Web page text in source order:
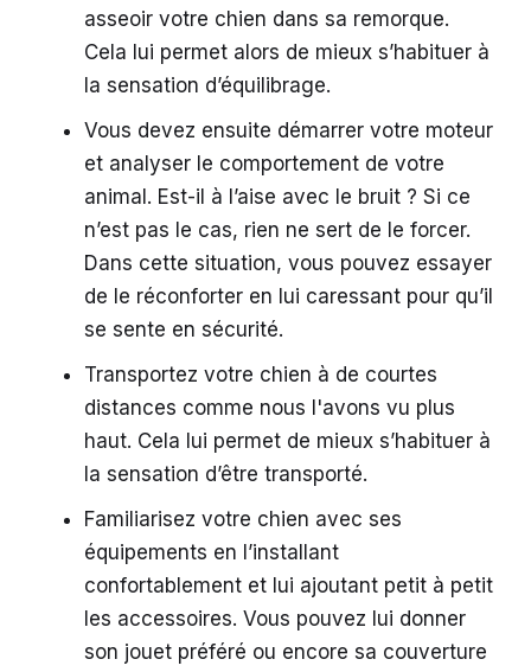
asseoir votre chien dans sa remorque.
Cela lui permet alors de mieux s’habituer à
la sensation d’équilibrage.
Vous devez ensuite démarrer votre moteur
et analyser le comportement de votre
animal. Est-il à l’aise avec le bruit ? Si ce
n’est pas le cas, rien ne sert de le forcer.
Dans cette situation, vous pouvez essayer
de le réconforter en lui caressant pour qu’il
se sente en sécurité.
Transportez votre chien à de courtes
distances comme nous l'avons vu plus
haut. Cela lui permet de mieux s’habituer à
la sensation d’être transporté.
Familiarisez votre chien avec ses
équipements en l’installant
confortablement et lui ajoutant petit à petit
les accessoires. Vous pouvez lui donner
son jouet préféré ou encore sa couverture